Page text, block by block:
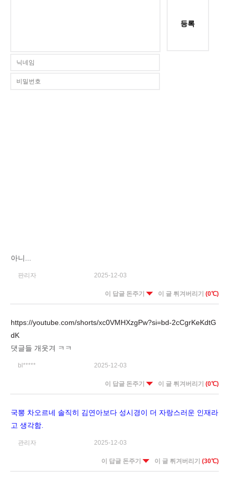
등록
아니...
판리자 2025-12-03
이 답글 돈주기 이 글 튀겨버리기 (0℃)
https://youtube.com/shorts/xc0VMHXzgPw?si=bd-2cCgrKeKdtG
dK
댓글들 개웃겨 ㅋㅋ
bl***** 2025-12-03
이 답글 돈주기 이 글 튀겨버리기 (0℃)
국뽕 차오르네 솔직히 김연아보다 성시경이 더 자랑스러운 인재라
고 생각함.
관리자 2025-12-03
이 답글 돈주기 이 글 튀겨버리기 (30℃)